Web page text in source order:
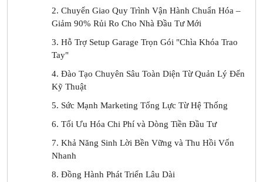
2. Chuyển Giao Quy Trình Vận Hành Chuẩn Hóa –
Giảm 90% Rủi Ro Cho Nhà Đầu Tư Mới
3. Hỗ Trợ Setup Garage Trọn Gói "Chìa Khóa Trao
Tay"
4. Đào Tạo Chuyên Sâu Toàn Diện Từ Quản Lý Đến
Kỹ Thuật
5. Sức Mạnh Marketing Tổng Lực Từ Hệ Thống
6. Tối Ưu Hóa Chi Phí và Dòng Tiền Đầu Tư
7. Khả Năng Sinh Lời Bền Vững và Thu Hồi Vốn
Nhanh
8. Đồng Hành Phát Triển Lâu Dài